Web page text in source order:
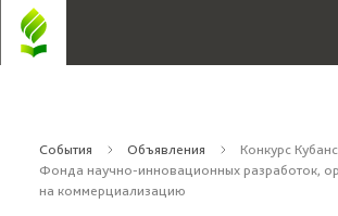
События Объявления
Конкурс
Фонда научно-инновационных разработок,
на коммерциализацию